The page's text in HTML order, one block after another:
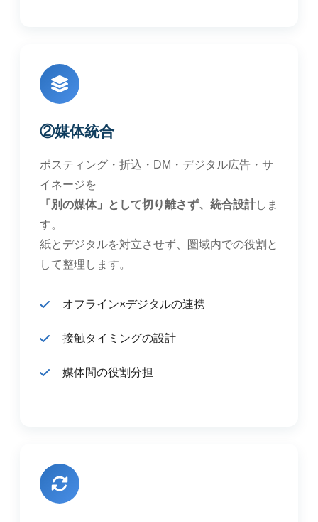
②媒体統合
ポスティング・折込・DM・デジタル広告・サ
イネージを
「別の媒体」として切り離さず、統合設計しま
す。
紙とデジタルを対立させず、圏域内での役割と
して整理します。
オフライン×デジタルの連携
接触タイミングの設計
媒体間の役割分担